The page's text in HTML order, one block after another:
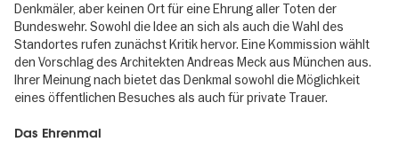
Denkmäler, aber keinen Ort für eine Ehrung aller Toten der
Bundeswehr. Sowohl die Idee an sich als auch die Wahl des
Standortes rufen zunächst Kritik hervor. Eine Kommission wählt
den Vorschlag des Architekten Andreas Meck aus München aus.
Ihrer Meinung nach bietet das Denkmal sowohl die Möglichkeit
eines öffentlichen Besuches als auch für private Trauer.
Das Ehrenmal